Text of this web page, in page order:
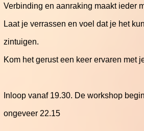
Verbinding en aanraking maakt ieder
Laat je verrassen en voel dat je het
zintuigen.
Kom het gerust een keer ervaren met
Inloop vanaf 19.30. De workshop
ongeveer 22.15